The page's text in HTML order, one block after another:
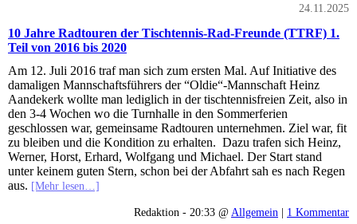
24.11.2025
10 Jahre Radtouren der Tischtennis-Rad-Freunde (TTRF) 1.
Teil von 2016 bis 2020
Am 12. Juli 2016 traf man sich zum ersten Mal. Auf Initiative des
damaligen Mannschaftsführers der “Oldie“-Mannschaft Heinz
Aandekerk wollte man lediglich in der tischtennisfreien Zeit, also in
den 3-4 Wochen wo die Turnhalle in den Sommerferien
geschlossen war, gemeinsame Radtouren unternehmen. Ziel war, fit
zu bleiben und die Kondition zu erhalten. Dazu trafen sich Heinz,
Werner, Horst, Erhard, Wolfgang und Michael. Der Start stand
unter keinem guten Stern, schon bei der Abfahrt sah es nach Regen
aus. [Mehr lesen…]
Redaktion - 20:33 @ Allgemein | 1 Kommentar